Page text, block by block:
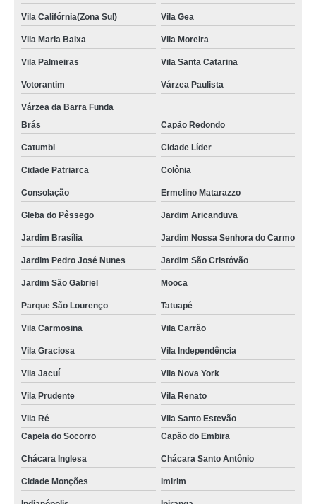
Vila Califórnia(Zona Sul) Vila Gea
Vila Maria Baixa Vila Moreira
Vila Palmeiras Vila Santa Catarina
Votorantim Várzea Paulista
Várzea da Barra Funda
Brás
Capão Redondo
Catumbi Cidade Líder
Cidade Patriarca Colônia
Consolação Ermelino Matarazzo
Gleba do Pêssego Jardim Aricanduva
Jardim Brasília Jardim Nossa Senhora do Carmo
Jardim Pedro José Nunes Jardim São Cristóvão
Jardim São Gabriel Mooca
Parque São Lourenço Tatuapé
Vila Carmosina Vila Carrão
Vila Graciosa Vila Independência
Vila Jacuí Vila Nova York
Vila Prudente Vila Renato
Vila Ré
Vila Santo Estevão
Capela do Socorro
Capão do Embira
Chácara Inglesa Chácara Santo Antônio
Cidade Monções Imirim